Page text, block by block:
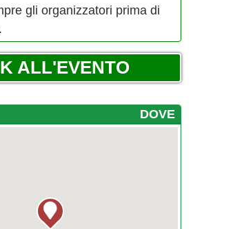
gli organizzatori prima di
ALL'EVENTO
DOVE